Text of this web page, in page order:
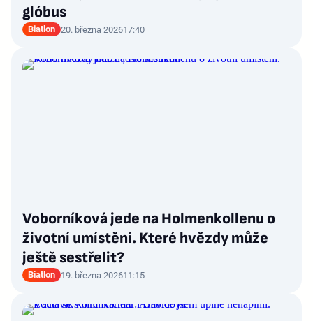
glóbus
Biatlon 20. března 202617:40
Voborníková jede na Holmenkollenu o
životní umístění. Které hvězdy může
ještě sestřelit?
Biatlon 19. března 202611:15